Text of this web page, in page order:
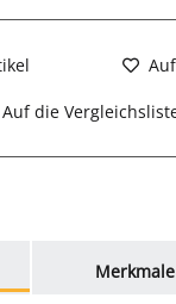
Auf die
Merkmale